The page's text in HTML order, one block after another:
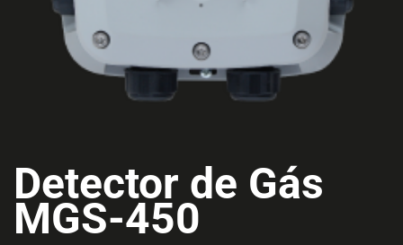
Detector de Gás
MGS-450